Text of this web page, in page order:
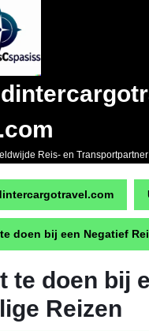
Reis- en Transportpartner
doen bij een Negatief
te doen bij
Reizen